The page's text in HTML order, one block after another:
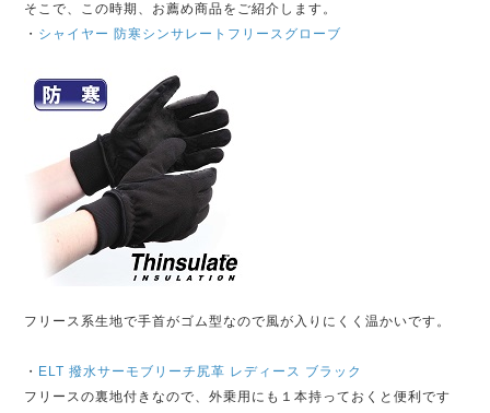
そこで、この時期、お薦め商品をご紹介します。
・ シャイヤー 防寒シンサレートフリースグローブ
フリース系生地で手首がゴム型なので風が入りにくく温かいです。
・ ELT 撥水サーモブリーチ尻革 レディース ブラック
フリースの裏地付きなので、外乗用にも１本持っておくと便利です